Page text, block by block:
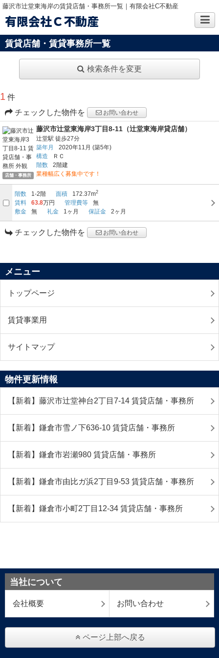
藤沢市辻堂東海岸の賃貸店舗・事務所一覧｜有限会社C不動産
有限会社Ｃ不動産
賃貸店舗・賃貸事務所一覧
検索条件を変更
1 件
チェックした物件を
お問い合わせ
店舗・事務所
藤沢市辻堂東海岸3丁目8-11（辻堂東海岸貸店舗）
辻堂駅 徒歩27分
築年月
2020年11月 (築5年)
構造
ＲＣ
階数
2階建
業種幅広く募集中です！
階数 1-2階 面積 172.37m2
賃料 63.8万円 管理費等
無
敷金
無 礼金 1ヶ月 保証金 2ヶ月
チェックした物件を お問い合わせ
メニュー
トップページ
賃貸事業用
サイトマップ
物件更新情報
【新着】藤沢市辻堂神台2丁目7-14 賃貸店舗・事務所
【新着】鎌倉市雪ノ下636-10 賃貸店舗・事務所
【新着】鎌倉市岩瀬980 賃貸店舗・事務所
【新着】鎌倉市由比ガ浜2丁目9-53 賃貸店舗・事務所
【新着】鎌倉市小町2丁目12-34 賃貸店舗・事務所
当社について
会社概要 お問い合わせ
ページ上部へ戻る